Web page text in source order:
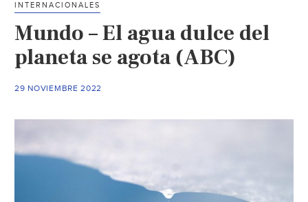
global
y
(La
Silla
INTERNACIONALES
Mundo – El agua dulce del
planeta se agota (ABC)
29 NOVIEMBRE 2022